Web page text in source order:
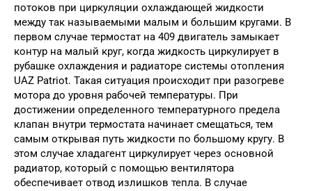
потоков при циркуляции охлаждающей жидкости
между так называемыми малым и большим кругами. В
первом случае термостат на 409 двигатель замыкает
контур на малый круг, когда жидкость циркулирует в
рубашке охлаждения и радиаторе системы отопления
UAZ Patriot. Такая ситуация происходит при разогреве
мотора до уровня рабочей температуры. При
достижении определенного температурного предела
клапан внутри термостата начинает смещаться, тем
самым открывая путь жидкости по большому кругу. В
этом случае хладагент циркулирует через основной
радиатор, который с помощью вентилятора
обеспечивает отвод излишков тепла. В случае